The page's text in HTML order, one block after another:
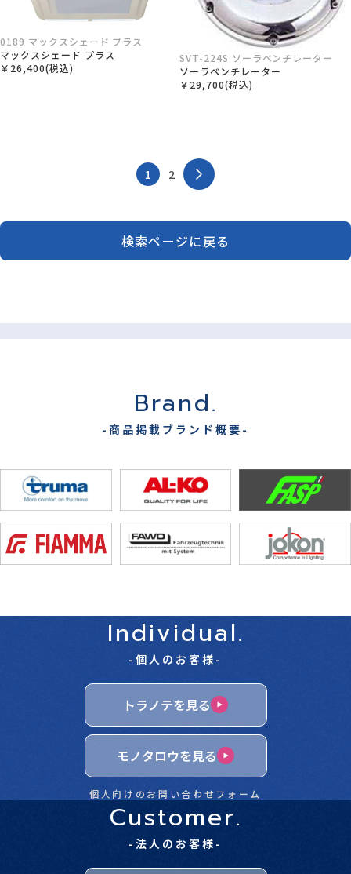
0189 マックスシェード プラス
マックスシェード プラス
￥26,400(税込)
SVT-224S ソーラベンチレーター
ソーラベンチレーター
￥29,700(税込)
1 2 次へ
検索ページに戻る
Brand.
-商品掲載ブランド概要-
Individual.
-個人のお客様-
トラノテを見る
モノタロウを見る
個人向けのお問い合わせフォーム
Customer.
-法人のお客様-